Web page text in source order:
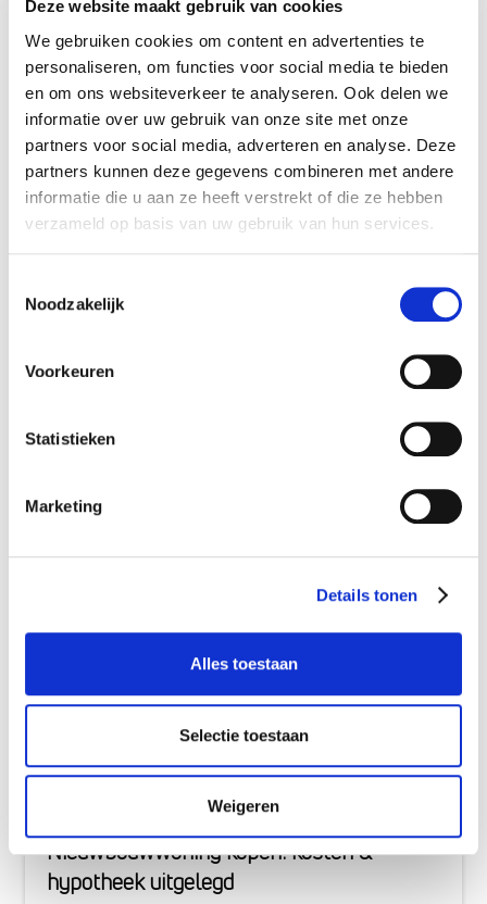
Deze website maakt gebruik van cookies
We gebruiken cookies om content en advertenties te
personaliseren, om functies voor social media te bieden
en om ons websiteverkeer te analyseren. Ook delen we
informatie over uw gebruik van onze site met onze
partners voor social media, adverteren en analyse. Deze
partners kunnen deze gegevens combineren met andere
informatie die u aan ze heeft verstrekt of die ze hebben
verzameld op basis van uw gebruik van hun services.
Noodzakelijk
Voorkeuren
Statistieken
Marketing
Details tonen
Alles toestaan
Selectie toestaan
Weigeren
Particulier
Zakelijk
Fatbike, kinderen en aansprakelijkheid:
4/8/2026
LEES MEER
Nieuwbouwwoning kopen: kosten &
hypotheek uitgelegd